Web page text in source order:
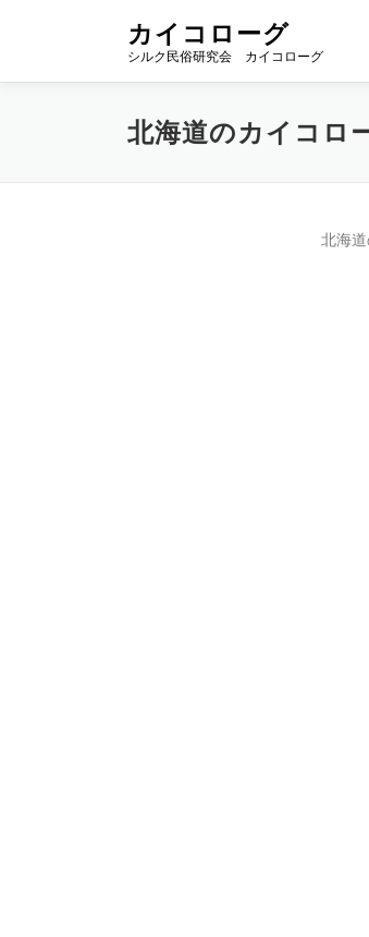
ン
カイコローグ
シルク民俗研究会 カイコローグ
北海道のカイコロ
北海